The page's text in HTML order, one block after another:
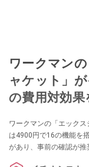
ワークマン
ャケット」
の費用対効
ワークマンの「エックス
は4900円で16の機能を
があり、事前の確認が推